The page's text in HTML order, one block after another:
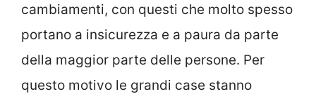
cambiamenti, con questi che molto spesso
portano a insicurezza e a paura da parte
della maggior parte delle persone. Per
questo motivo le grandi case stanno